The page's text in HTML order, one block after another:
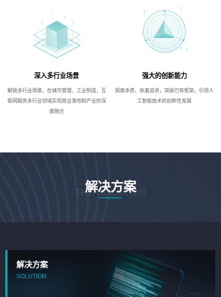
深入多行业场景
解锁多行业场景，在城市管理、工业制造、互
联网服务多行业领域实现商业落地和产业的深
度融合
强大的创新能力
探索本质、执着追求，突破已有框架，引领人
工智能技术的创新性发展
解决方案
THE SOLUTION
解决方案
SOLUTION